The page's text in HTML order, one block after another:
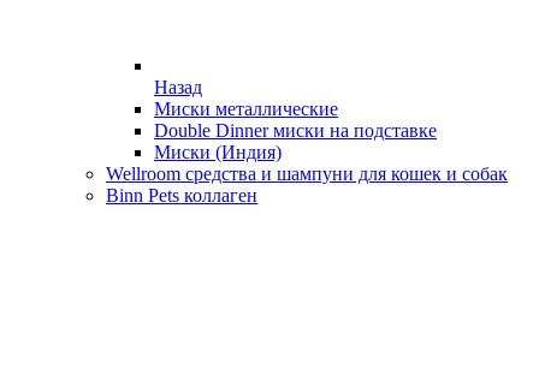
Назад
Миски металлические
Double Dinner миски на подставке
Миски (Индия)
Wellroom средства и шампуни для кошек и собак
Binn Pets коллаген